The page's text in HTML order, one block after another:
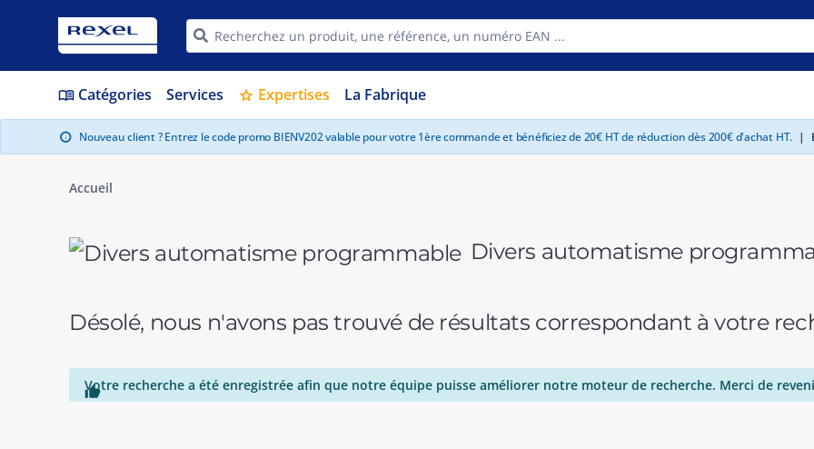
menu_book Catégories Services star Expertises La Fabrique
info Nouveau client ? Entrez le code promo BIENV202 valable pour votre 1ère commande et bénéficiez de 20€ HT de réduction dès 200€ d'achat HT. |
Accueil
Divers automatisme
Désolé, nous n'avons pas trouvé de résultats correspondant à votre

Votre recherche a été enregistrée afin que notre équipe puisse améliorer notre moteur de recherche. Merci de